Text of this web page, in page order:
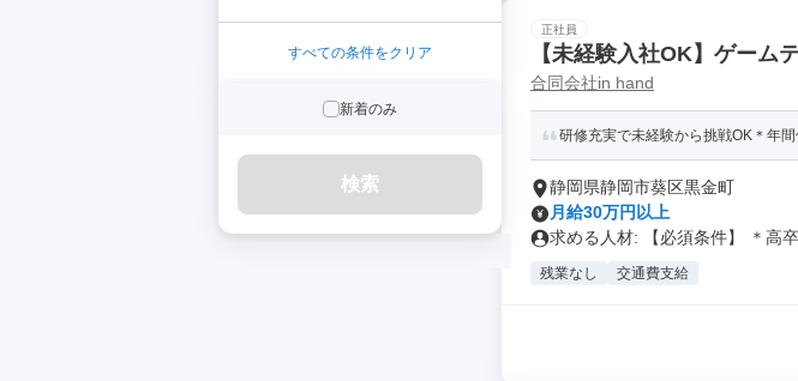
すべての条件をクリア
新着のみ
検索
正社員
【未経験入社OK】ゲーム
合同会社in hand
研修充実で未経験から挑戦OK＊年
静岡県静岡市葵区黒金町
月給30万円以上
求める人材: 【必須条件】 ＊高
残業なし 交通費支給